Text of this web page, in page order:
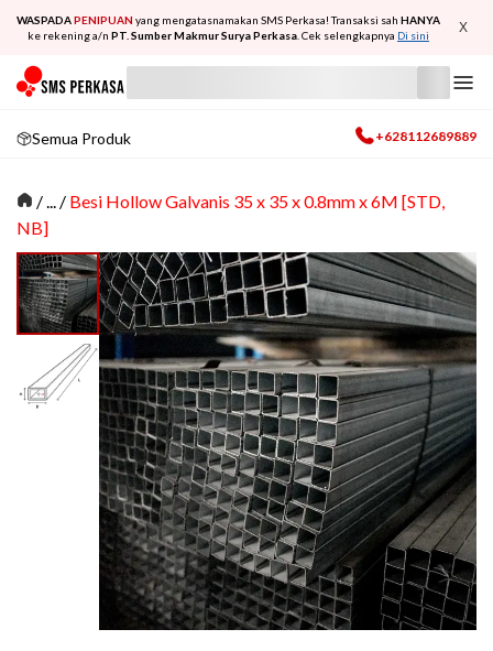
WASPADAPENIPUAN yang mengatasnamakan SMS Perkasa! Transaksi sah HANYA
ke rekening a/n PT. Sumber Makmur Surya Perkasa . Cek selengkapnya Di sini X
Semua Produk +628112689889
/... / Besi Hollow Galvanis 35 x 35 x 0.8mm x 6M [STD,
NB]